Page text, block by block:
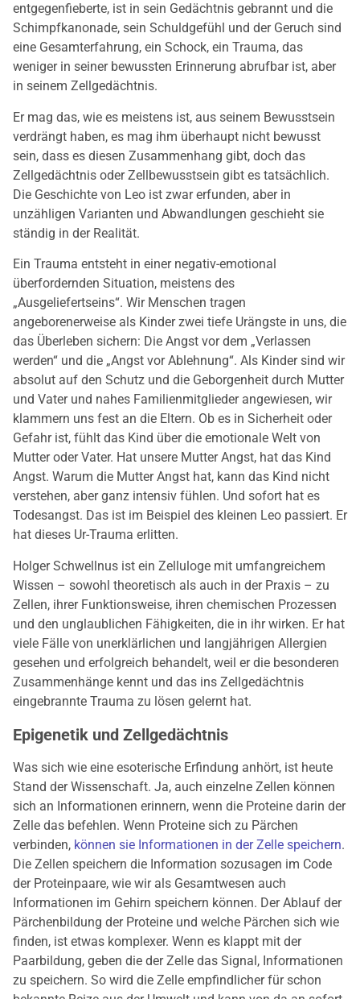
entgegenfieberte, ist in sein Gedächtnis gebrannt und die
Schimpfkanonade, sein Schuldgefühl und der Geruch sind
eine Gesamterfahrung, ein Schock, ein Trauma, das
weniger in seiner bewussten Erinnerung abrufbar ist, aber
in seinem Zellgedächtnis.
Er mag das, wie es meistens ist, aus seinem Bewusstsein
verdrängt haben, es mag ihm überhaupt nicht bewusst
sein, dass es diesen Zusammenhang gibt, doch das
Zellgedächtnis oder Zellbewusstsein gibt es tatsächlich.
Die Geschichte von Leo ist zwar erfunden, aber in
unzähligen Varianten und Abwandlungen geschieht sie
ständig in der Realität.
Ein Trauma entsteht in einer negativ-emotional
überfordernden Situation, meistens des
„Ausgeliefertseins“. Wir Menschen tragen
angeborenerweise als Kinder zwei tiefe Urängste in uns, die
das Überleben sichern: Die Angst vor dem „Verlassen
werden“ und die „Angst vor Ablehnung“. Als Kinder sind wir
absolut auf den Schutz und die Geborgenheit durch Mutter
und Vater und nahes Familienmitglieder angewiesen, wir
klammern uns fest an die Eltern. Ob es in Sicherheit oder
Gefahr ist, fühlt das Kind über die emotionale Welt von
Mutter oder Vater. Hat unsere Mutter Angst, hat das Kind
Angst. Warum die Mutter Angst hat, kann das Kind nicht
verstehen, aber ganz intensiv fühlen. Und sofort hat es
Todesangst. Das ist im Beispiel des kleinen Leo passiert. Er
hat dieses Ur-Trauma erlitten.
Holger Schwellnus ist ein Zelluloge mit umfangreichem
Wissen – sowohl theoretisch als auch in der Praxis – zu
Zellen, ihrer Funktionsweise, ihren chemischen Prozessen
und den unglaublichen Fähigkeiten, die in ihr wirken. Er hat
viele Fälle von unerklärlichen und langjährigen Allergien
gesehen und erfolgreich behandelt, weil er die besonderen
Zusammenhänge kennt und das ins Zellgedächtnis
eingebrannte Trauma zu lösen gelernt hat.
Epigenetik und Zellgedächtnis
Was sich wie eine esoterische Erfindung anhört, ist heute
Stand der Wissenschaft. Ja, auch einzelne Zellen können
sich an Informationen erinnern, wenn die Proteine darin der
Zelle das befehlen. Wenn Proteine sich zu Pärchen
verbinden, können sie Informationen in der Zelle speichern.
Die Zellen speichern die Information sozusagen im Code
der Proteinpaare, wie wir als Gesamtwesen auch
Informationen im Gehirn speichern können. Der Ablauf der
Pärchenbildung der Proteine und welche Pärchen sich wie
finden, ist etwas komplexer. Wenn es klappt mit der
Paarbildung, geben die der Zelle das Signal, Informationen
zu speichern. So wird die Zelle empfindlicher für schon